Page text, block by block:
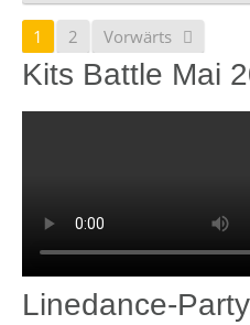
1 2 Vorwärts
Kits Battle Mai
Linedance-